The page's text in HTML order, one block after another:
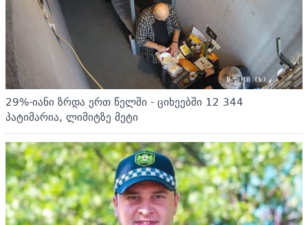
29%-იანი ზრდა ერთ წელში - ციხეებში 12 344
პატიმარია, ლიმიტზე მეტი